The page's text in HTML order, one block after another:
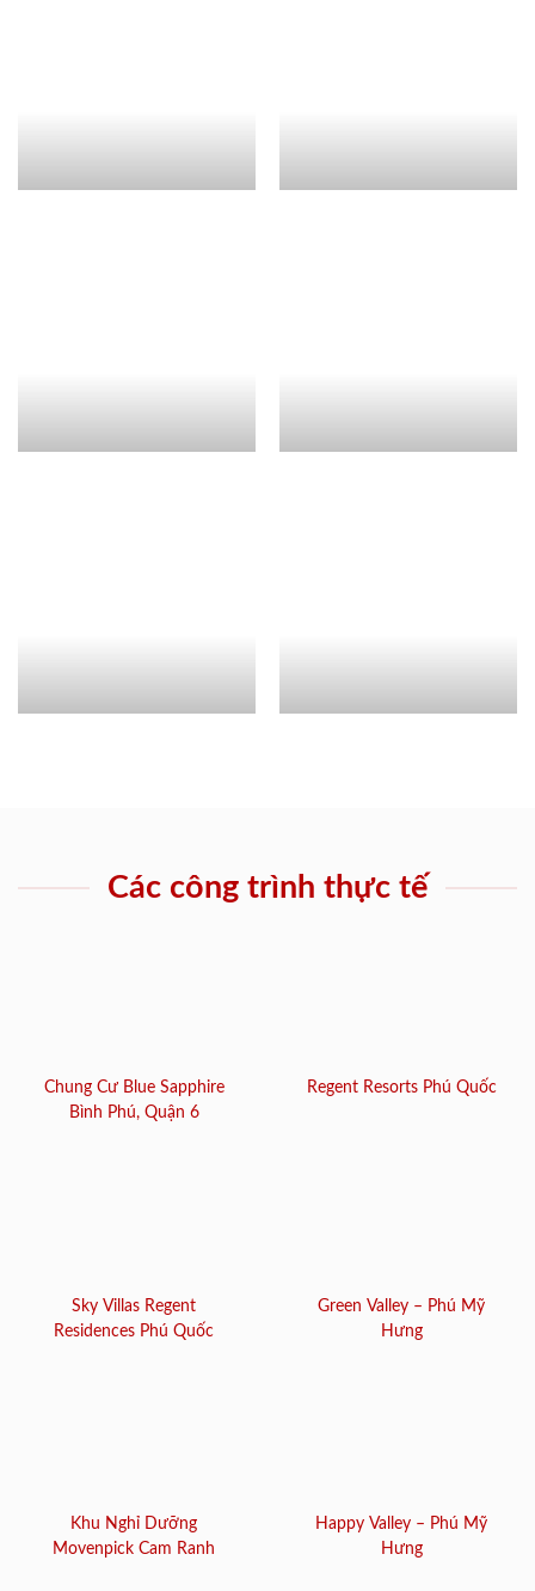
Các công trình thực tế
Chung Cư Blue Sapphire
Bình Phú, Quận 6
Regent Resorts Phú Quốc
Sky Villas Regent
Residences Phú Quốc
Green Valley – Phú Mỹ
Hưng
Khu Nghỉ Dưỡng
Movenpick Cam Ranh
Happy Valley – Phú Mỹ
Hưng